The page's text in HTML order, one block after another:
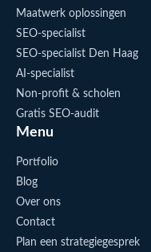
Maatwerk oplossingen
SEO-specialist
SEO-specialist Den Haag
AI-specialist
Non-profit & scholen
Gratis SEO-audit
Menu
Portfolio
Blog
Over ons
Contact
Plan een strategiegesprek